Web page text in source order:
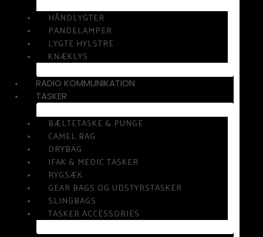
HÅNDLYGTER
PANDELAMPER
LYGTE HYLSTRE
KNÆKLYS
RADIO KOMMUNIKATION
TASKER
BÆLTETASKE & PUNGE
CAMEL BAG
DRYBAG
IFAK & MEDIC TASKER
RYGSÆK
GEAR BAGS OG UDSTYRSTASKER
SLINGBAGS
TASKER ACCESSORIES